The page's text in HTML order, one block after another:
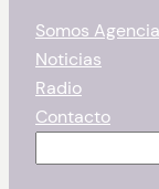
Somos
Noticias
Radio
Contacto